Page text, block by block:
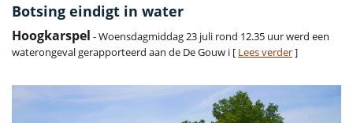
Botsing eindigt in water
Hoogkarspel - Woensdagmiddag 23 juli rond 12.35 uur werd een
waterongeval gerapporteerd aan de De Gouw i [ Lees verder]